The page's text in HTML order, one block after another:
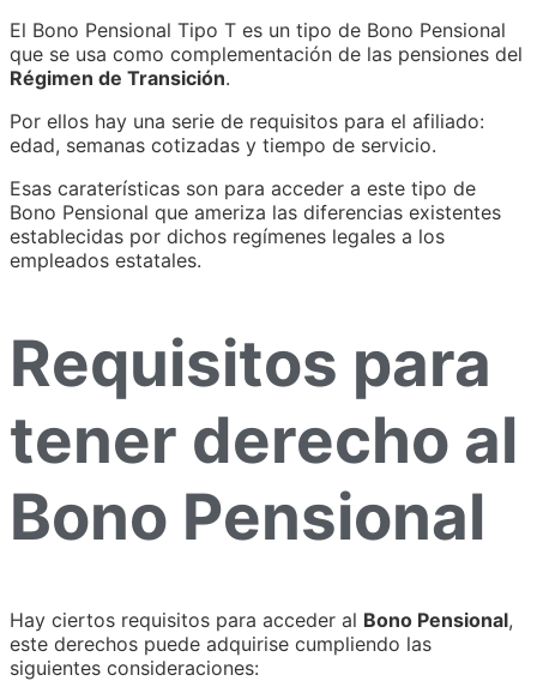
El Bono Pensional Tipo T es un tipo de Bono Pensional
que se usa como complementación de las pensiones del
Régimen de Transición.
Por ellos hay una serie de requisitos para el afiliado:
edad, semanas cotizadas y tiempo de servicio.
Esas caraterísticas son para acceder a este tipo de
Bono Pensional que ameriza las diferencias existentes
establecidas por dichos regímenes legales a los
empleados estatales.
Requisitos para
tener derecho al
Bono Pensional
Hay ciertos requisitos para acceder al Bono Pensional,
este derechos puede adquirise cumpliendo las
siguientes consideraciones: